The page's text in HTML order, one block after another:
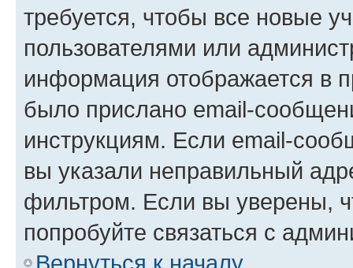
требуется, чтобы все новые
пользователями или
информация отображается в
было прислано email-
инструкциям. Если email-
вы указали неправильный
фильтром. Если вы уверены,
попробуйте связаться с
Вернуться к началу